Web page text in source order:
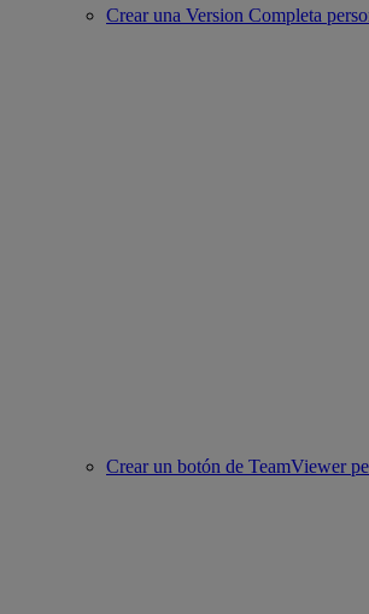
Crear una Version Completa
Crear un botón de TeamViewer